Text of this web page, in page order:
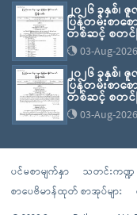
၂၀၂၆ ခုနှစ်
ပြန်တမ်းစာစ
တစ်ဆင့် စတင်ဖ
03-Aug-2026
၂၀၂၆ ခုနှစ်
ပြန်တမ်းစာစ
တစ်ဆင့် စတင်ဖ
03-Aug-2026
ပင်မစာမျက်နှာ သတင်းကဏ္ဍ
စာပေဗိမာန်ထုတ် စာအုပ်များ